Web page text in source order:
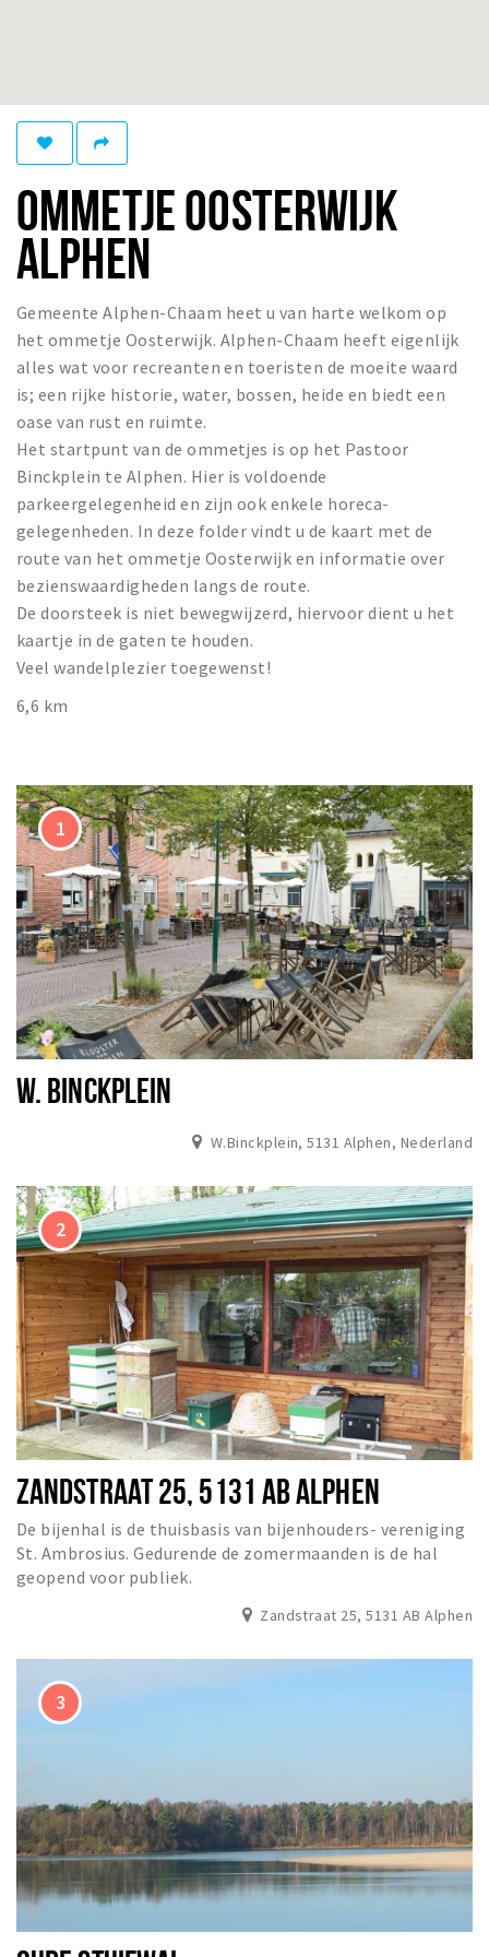
Bezienswaardigheden
Musea, theaters & podia
Uitjes & activiteiten
Toeristische routes
Natuurgebieden
Sport
Privacy
Inloggen
OMMETJE OOSTERWIJK
ALPHEN
Gemeente Alphen-Chaam heet u van harte welkom op
het ommetje Oosterwijk. Alphen-Chaam heeft eigenlijk
alles wat voor recreanten en toeristen de moeite waard
is; een rijke historie, water, bossen, heide en biedt een
oase van rust en ruimte.
Het startpunt van de ommetjes is op het Pastoor
Binckplein te Alphen. Hier is voldoende
parkeergelegenheid en zijn ook enkele horeca-
gelegenheden. In deze folder vindt u de kaart met de
route van het ommetje Oosterwijk en informatie over
bezienswaardigheden langs de route.
De doorsteek is niet bewegwijzerd, hiervoor dient u het
kaartje in de gaten te houden.
Veel wandelplezier toegewenst!
6,6 km
W. BINCKPLEIN
W.Binckplein, 5131 Alphen, Nederland
ZANDSTRAAT 25, 5131 AB ALPHEN
De bijenhal is de thuisbasis van bijenhouders- vereniging
St. Ambrosius. Gedurende de zomermaanden is de hal
geopend voor publiek.
Zandstraat 25, 5131 AB Alphen